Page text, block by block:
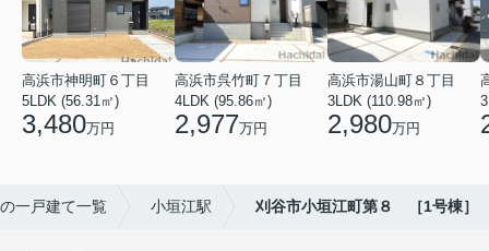
高浜市神明町６丁目
5LDK (56.31㎡)
3,480万円
高浜市呉竹町７丁目
4LDK (95.86㎡)
2,977万円
高浜市湯山町８丁目
3LDK (110.98㎡)
2,980万円
一戸建て一覧 小垣江駅 刈谷市小垣江町第８ ［1号棟］